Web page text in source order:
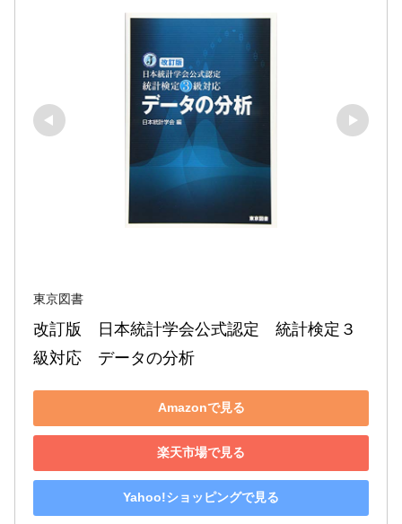
東京図書
改訂版　日本統計学会公式認定　統計検定３
級対応　データの分析
Amazonで見る
楽天市場で見る
Yahoo!ショッピングで見る